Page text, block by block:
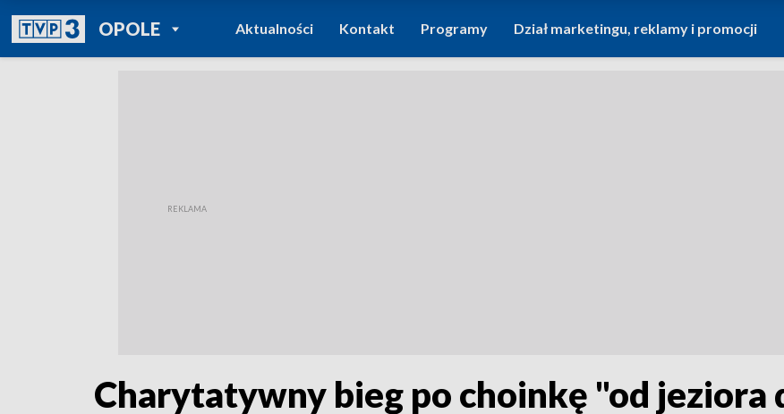
OPOLEPOWRÓT DO
TVP REGIONY
Aktualności Kontakt Programy Dział marketingu, reklamy i promocji
Charytatywny bieg po choinkę "od jeziora